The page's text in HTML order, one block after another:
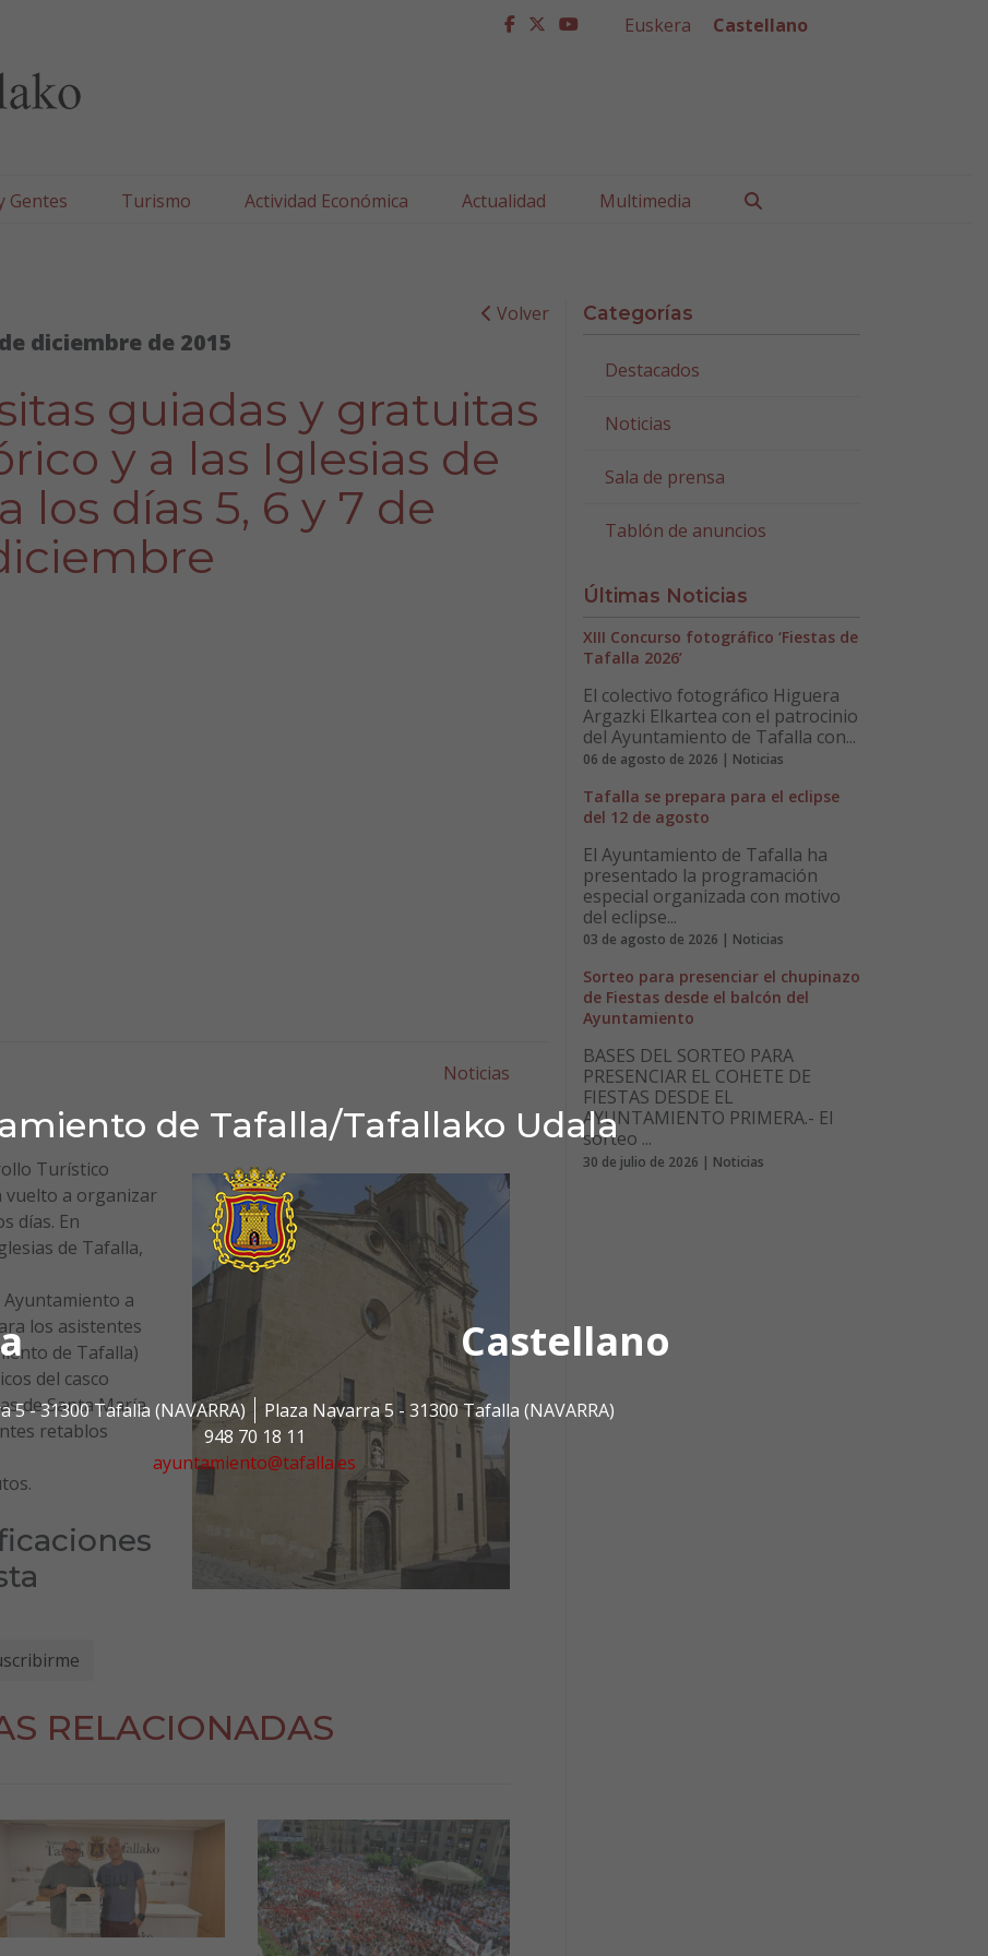
de Tafalla/Tafallako Udala
Castellano
5 - 31300 Tafalla (NAVARRA)
Plaza Navarra 5 - 31300 Tafalla (NAVARRA)
948 70 18 11
ayuntamiento@tafalla.es
facebook
twitter
youtube
Euskera Castellano
Gentes Turismo Actividad Económica Actualidad Multimedia
Volver
diciembre de 2015
guiadas y gratuitas
y a las Iglesias de
los días 5, 6 y 7 de
Noticias
Turístico
vuelto a organizar
días. En
de Tafalla,
a
los asistentes
de Tafalla)
del casco
de Santa María
retablos
RELACIONADAS
Categorías
Destacados
Noticias
Sala de prensa
Tablón de anuncios
Últimas Noticias
XIII Concurso fotográfico ‘Fiestas de
Tafalla 2026’
El colectivo fotográfico Higuera
Argazki Elkartea con el patrocinio
del Ayuntamiento de Tafalla con...
06 de agosto de 2026 | Noticias
Tafalla se prepara para el eclipse
del 12 de agosto
El Ayuntamiento de Tafalla ha
presentado la programación
especial organizada con motivo
del eclipse...
03 de agosto de 2026 | Noticias
Sorteo para presenciar el chupinazo
de Fiestas desde el balcón del
Ayuntamiento
BASES DEL SORTEO PARA
PRESENCIAR EL COHETE DE
FIESTAS DESDE EL
AYUNTAMIENTO PRIMERA.- El
sorteo ...
30 de julio de 2026 | Noticias